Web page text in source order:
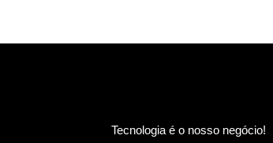
Tecnologia é o nosso negócio!